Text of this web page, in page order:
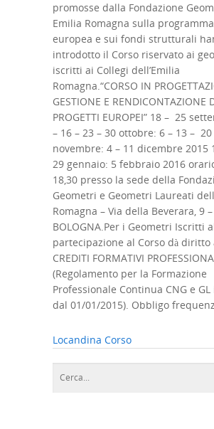
promosse dalla Fondazione
Emilia Romagna sulla
europea e sui fondi strutturali
introdotto il Corso riservato ai
iscritti ai Collegi dell’Emilia
Romagna.“CORSO IN
GESTIONE E RENDICONTAZIONE
PROGETTI EUROPEI” 18 – 25
– 16 – 23 – 30 ottobre: 6 – 13 – 20
novembre: 4 – 11 dicembre 2015
29 gennaio: 5 febbraio 2016
18,30 presso la sede della
Geometri e Geometri Laureati
Romagna – Via della Beverara, 9 –
BOLOGNA.Per i Geometri Iscritti
partecipazione al Corso dà
CREDITI FORMATIVI
(Regolamento per la Formazione
Professionale Continua CNG e
dal 01/01/2015). Obbligo
Locandina Corso